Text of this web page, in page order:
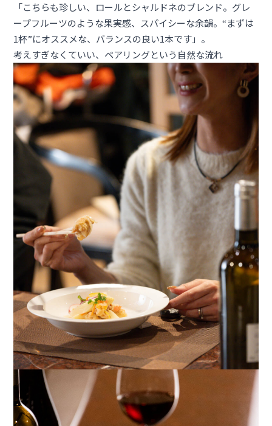
「こちらも珍しい、ロールとシャルドネのブレンド。グレ
ープフルーツのような果実感、スパイシーな余韻。“まずは
1杯”にオススメな、バランスの良い1本です」。
考えすぎなくていい、ペアリングという自然な流れ